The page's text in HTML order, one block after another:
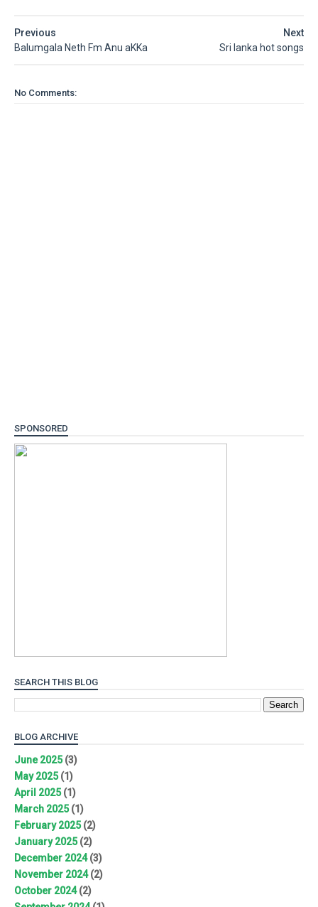
Next
Sri lanka hot songs
Previous
Balumgala Neth Fm Anu aKKa
No Comments:
SPONSORED
SEARCH THIS BLOG
BLOG ARCHIVE
June 2025(3)
May 2025(1)
April 2025(1)
March 2025(1)
February 2025(2)
January 2025(2)
December 2024(3)
November 2024(2)
October 2024(2)